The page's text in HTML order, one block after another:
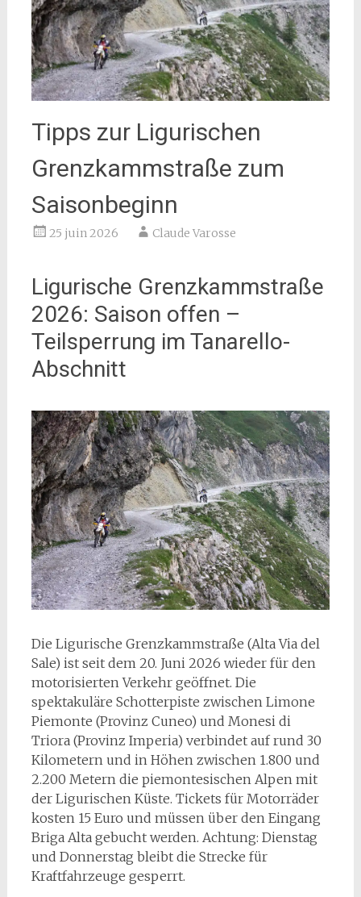
Tipps zur Ligurischen
Grenzkammstraße zum
Saisonbeginn
25 juin 2026 Claude Varosse
Ligurische Grenzkammstraße
2026: Saison offen –
Teilsperrung im Tanarello-
Abschnitt
Die Ligurische Grenzkammstraße (Alta Via del
Sale) ist seit dem 20. Juni 2026 wieder für den
motorisierten Verkehr geöffnet. Die
spektakuläre Schotterpiste zwischen Limone
Piemonte (Provinz Cuneo) und Monesi di
Triora (Provinz Imperia) verbindet auf rund 30
Kilometern und in Höhen zwischen 1.800 und
2.200 Metern die piemontesischen Alpen mit
der Ligurischen Küste. Tickets für Motorräder
kosten 15 Euro und müssen über den Eingang
Briga Alta gebucht werden. Achtung: Dienstag
und Donnerstag bleibt die Strecke für
Kraftfahrzeuge gesperrt.